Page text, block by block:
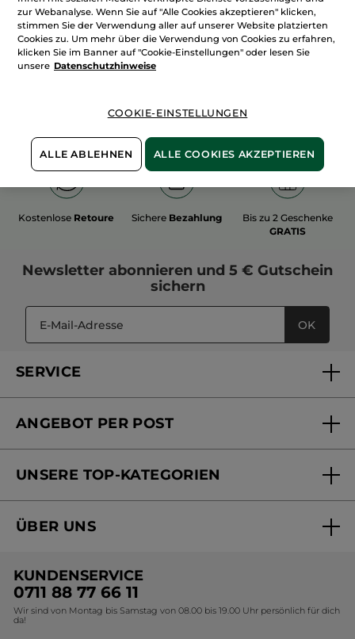
Mehr entdecken
Kostenlose Retoure Sichere Bezahlung
Bis zu 2 Geschenke
GRATIS
Newsletter abonnieren und 5 € Gutschein
sichern
OK
SERVICE
Mein Konto
Online Preisliste
ANGEBOT PER POST
Versandhandel Preisliste
UNSERE TOP-KATEGORIEN
Black Friday Yves Rocher
Geschenkideen Yves Rocher
Kollektion Monoi Yves Rocher
ÜBER UNS
Umweltstiftung YR
Affiliate Programm
KUNDENSERVICE
0711 88 77 66 11
Wir sind von Montag bis Samstag von 08.00 bis 19.00 Uhr persönlich für dich
da!
zur Webanalyse. Wenn Sie auf "Alle Cookies akzeptieren" klicken,
stimmen Sie der Verwendung aller auf unserer Website platzierten
Cookies zu. Um mehr über die Verwendung von Cookies zu erfahren,
klicken Sie im Banner auf "Cookie-Einstellungen" oder lesen Sie
unsere Datenschutzhinweise
COOKIE-EINSTELLUNGEN
ALLE ABLEHNEN ALLE COOKIES AKZEPTIEREN